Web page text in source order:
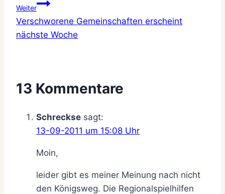
Weiter
Verschworene Gemeinschaften erscheint
nächste Woche
13 Kommentare
Schreckse sagt:
13-09-2011 um 15:08 Uhr
Moin,
leider gibt es meiner Meinung nach nicht
den Königsweg. Die Regionalspielhilfen